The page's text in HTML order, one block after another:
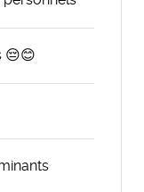
😔😊